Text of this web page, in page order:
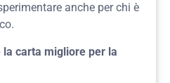
anche per chi è
la carta migliore per la